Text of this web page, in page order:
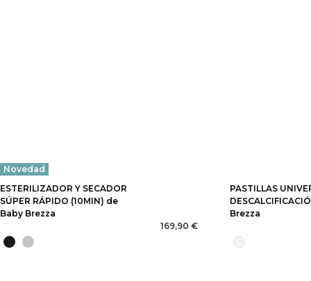
Novedad
ESTERILIZADOR Y SECADOR
SÚPER RÁPIDO (10MIN) de
Baby Brezza
169,90 €
PASTILLAS
Brezza